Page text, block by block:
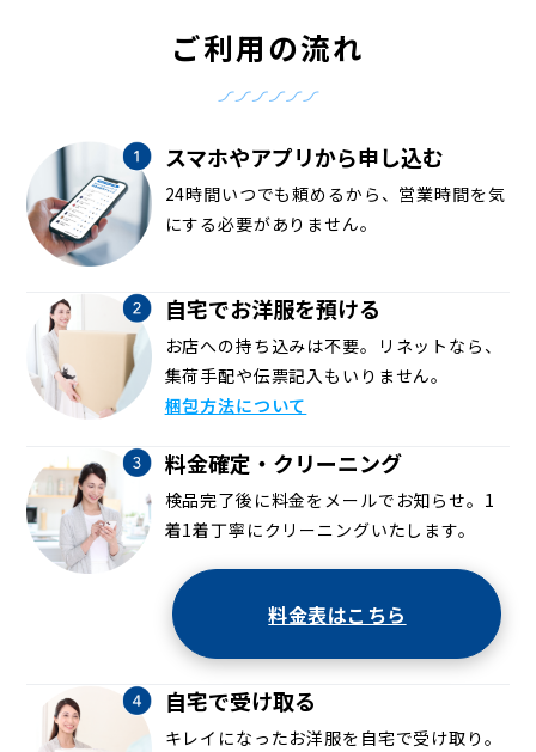
ご利用の流れ
スマホやアプリから申し込む
24時間いつでも頼めるから、営業時間を気
にする必要がありません。
自宅でお洋服を預ける
お店への持ち込みは不要。リネットなら、
集荷手配や伝票記入もいりません。
梱包方法について
料金確定・クリーニング
検品完了後に料金をメールでお知らせ。1
着1着丁寧にクリーニングいたします。
料金表はこちら
自宅で受け取る
キレイになったお洋服を自宅で受け取り。